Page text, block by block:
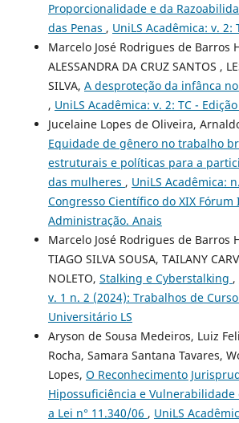
Proporcionalidade e da
das Penas , UniLS Acadêmica: v. 2:
Marcelo José Rodrigues de Barros
ALESSANDRA DA CRUZ SANTOS ,
SILVA, A desproteção da infânca
, UniLS Acadêmica: v. 2: TC -
Jucelaine Lopes de Oliveira,
Equidade de gênero no trabalho
estruturais e políticas para a
das mulheres , UniLS Acadêmica:
Congresso Científico do XIX
Administração. Anais
Marcelo José Rodrigues de Barros
TIAGO SILVA SOUSA, TAILANY
NOLETO, Stalking e Cyberstalking ,
v. 1 n. 2 (2024): Trabalhos de
Universitário LS
Aryson de Sousa Medeiros, Luiz
Rocha, Samara Santana Tavares,
Lopes, O Reconhecimento
Hipossuficiência e
a Lei n° 11.340/06 , UniLS